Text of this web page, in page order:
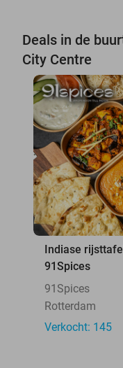
Deals in de
City Centre
Indiase
91Spices
91Spices
Rotterdam
Verkocht: 145